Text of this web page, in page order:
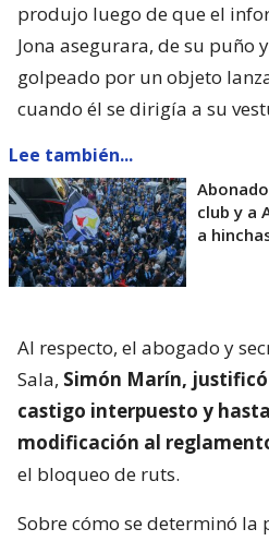
produjo luego de que el
Jona asegurara, de su puño
golpeado por un objeto
cuando él se dirigía a su
Lee también...
club y a
a
Al respecto, el abogado y
Sala, Simón Marín,
castigo interpuesto y
modificación al
el bloqueo de ruts.
Sobre cómo se determinó la